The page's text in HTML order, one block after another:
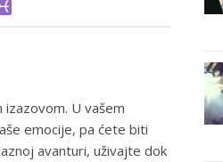
U vašem
emocije, pa ćete biti
avanturi, uživajte dok